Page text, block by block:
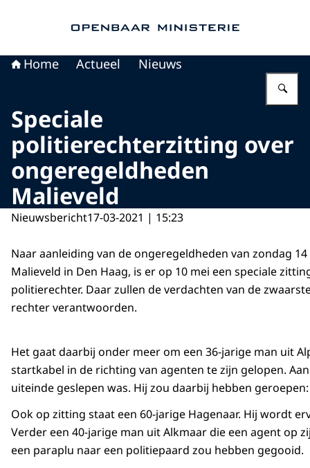
Home Actueel Nieuws
Speciale
politierechterzitting over
ongeregeldheden
Malieveld
Nieuwsbericht17-03-2021 | 15:23
Naar aanleiding van de ongeregeldheden van zondag
Malieveld in Den Haag, is er op 10 mei een speciale
politierechter. Daar zullen de verdachten van de
rechter verantwoorden.
Het gaat daarbij onder meer om een 36-jarige man uit
startkabel in de richting van agenten te zijn gelopen.
uiteinde geslepen was. Hij zou daarbij hebben
Ook op zitting staat een 60-jarige Hagenaar. Hij wordt
Verder een 40-jarige man uit Alkmaar die een agent op
een paraplu naar een politiepaard zou hebben gegooid.